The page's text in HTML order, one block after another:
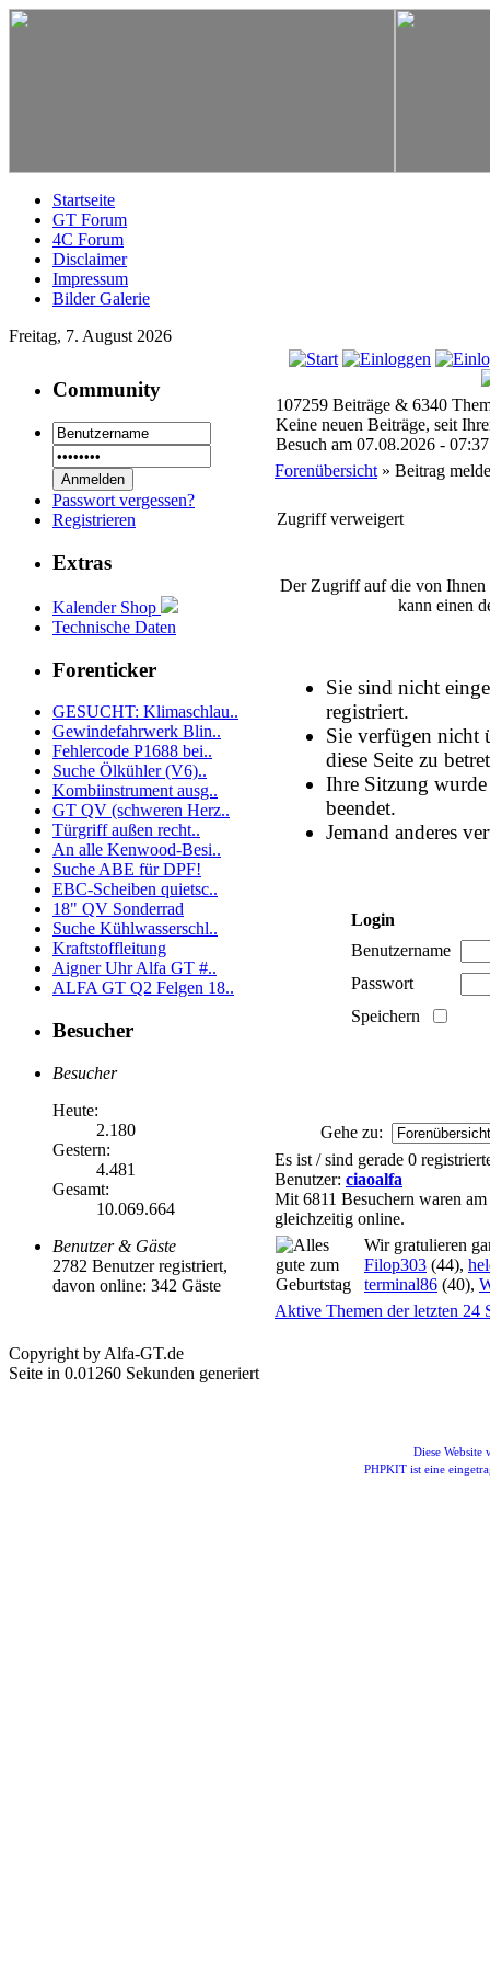
Startseite
GT Forum
4C Forum
Disclaimer
Impressum
Bilder Galerie
Freitag, 7. August 2026
Community
Passwort vergessen?
Registrieren
Extras
Kalender Shop
Technische Daten
Forenticker
GESUCHT: Klimaschlau..
Gewindefahrwerk Blin..
Fehlercode P1688 bei..
Suche Ölkühler (V6)..
Kombiinstrument ausg..
GT QV (schweren Herz..
Türgriff außen recht..
An alle Kenwood-Besi..
Suche ABE für DPF!
EBC-Scheiben quietsc..
18" QV Sonderrad
Suche Kühlwasserschl..
Kraftstoffleitung
Aigner Uhr Alfa GT #..
ALFA GT Q2 Felgen 18..
Besucher
Besucher
Heute:
2.180
Gestern:
4.481
Gesamt:
10.069.664
Benutzer & Gäste
2782 Benutzer registriert,
davon online: 342 Gäste
107259 Beiträge & 6340
Keine neuen Beiträge, seit
Besuch am 07.08.2026 -
Forenübersicht » Beitrag
Zugriff verweigert
Der Zugriff auf die von Ihnen
kann einen
Sie sind nicht
registriert.
Sie verfügen nicht
diese Seite zu
Ihre Sitzung
beendet.
Jemand anderes
Login
Benutzername
Passwort
Speichern
Gehe zu:
Es ist / sind gerade 0
Benutzer: ciaoalfa
Mit 6811 Besuchern waren
gleichzeitig online.
Wir gratulieren
Filop303 (44),
terminal86 (40),
Aktive Themen der letzten 24
Copyright by Alfa-GT.de
Seite in 0.01260 Sekunden generiert
Diese Website
PHPKIT ist eine